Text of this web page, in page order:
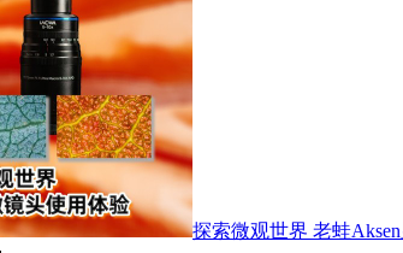
探索微观世界 老蛙